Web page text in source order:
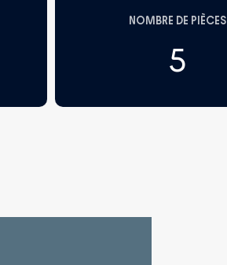
NOMBRE DE PIÈCES
5